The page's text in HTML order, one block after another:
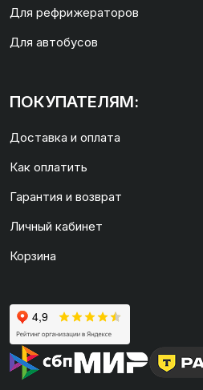
Для рефрижераторов
Для автобусов
ПОКУПАТЕЛЯМ:
Доставка и оплата
Как оплатить
Гарантия и возврат
Личный кабинет
Корзина